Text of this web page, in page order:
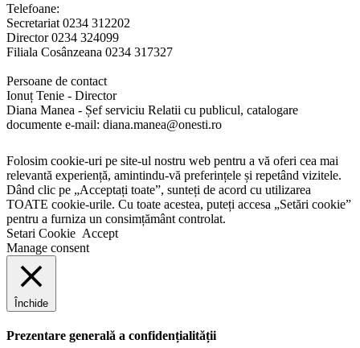
Telefoane:
Secretariat 0234 312202
Director 0234 324099
Filiala Cosânzeana 0234 317327
Persoane de contact
Ionuț Tenie - Director
Diana Manea - Șef serviciu Relatii cu publicul, catalogare
documente e-mail: diana.manea@onesti.ro
Folosim cookie-uri pe site-ul nostru web pentru a vă oferi cea mai
relevantă experiență, amintindu-vă preferințele și repetând vizitele.
Dând clic pe „Acceptați toate”, sunteți de acord cu utilizarea
TOATE cookie-urile. Cu toate acestea, puteți accesa „Setări cookie”
pentru a furniza un consimțământ controlat.
Setari Cookie Accept
Manage consent
Închide
Prezentare generală a confidențialității